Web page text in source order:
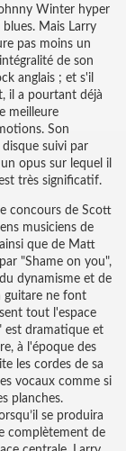
Winter hyper
Mais Larry
pas moins un
de son
anglais ; et s'il
il a pourtant déjà
meilleure
Son
suivi par
opus sur lequel il
très significatif.
concours de Scott
musiciens de
que de Matt
"Shame on you",
dynamisme et de
guitare ne font
tout l'espace
est dramatique et
à l'époque des
les cordes de sa
vocaux comme si
planches.
se produira
complètement de